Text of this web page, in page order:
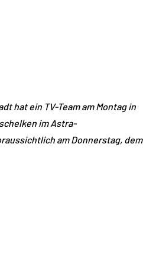
hat ein TV-Team am Montag in
im Astra-
am Donnerstag, dem